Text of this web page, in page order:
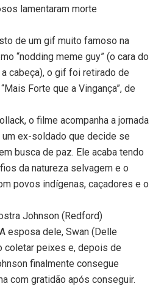
lamentaram morte
de um gif muito famoso na
“nodding meme guy” (o cara do
cabeça), o gif foi retirado de
Forte que a Vingança”, de
o filme acompanha a jornada
ex-soldado que decide se
busca de paz. Ele acaba tendo
da natureza selvagem e o
povos indígenas, caçadores e o
Johnson (Redford)
esposa dele, Swan (Delle
coletar peixes e, depois de
finalmente consegue
com gratidão após conseguir.